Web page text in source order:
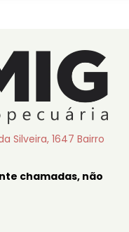
Silveira, 1647 Bairro
chamadas, não